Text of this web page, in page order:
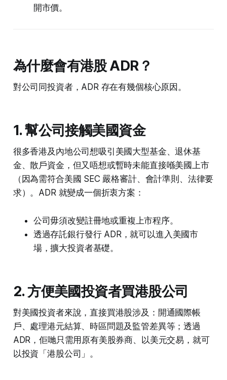
開市價。
為什麼會有港股 ADR？
對公司同投資者，ADR 存在有幾個核心原因。
1. 幫公司接觸美國資金
很多香港及內地公司想吸引美國大型基金、退休基
金、散戶資金，但又唔想或暫時未能直接喺美國上市
（因為需符合美國 SEC 嚴格審計、會計準則、法律要
求）。ADR 就變成一個折衷方案：
公司毋須改變註冊地或重複上市程序。
透過存託銀行發行 ADR，就可以進入美國市
場，擴大投資者基礎。
2. 方便美國投資者買港股公司
對美國投資者來說，直接買港股涉及：開通國際帳
戶、處理港元結算、時區問題及監管差異等；透過
ADR，佢哋只需用原有美股券商、以美元交易，就可
以投資「港股公司」。